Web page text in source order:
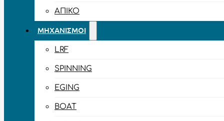
ΑΠΊΚΟ
ΜΗΧΑΝΙΣΜΟΊ
LRF
SPINNING
EGING
BOAT